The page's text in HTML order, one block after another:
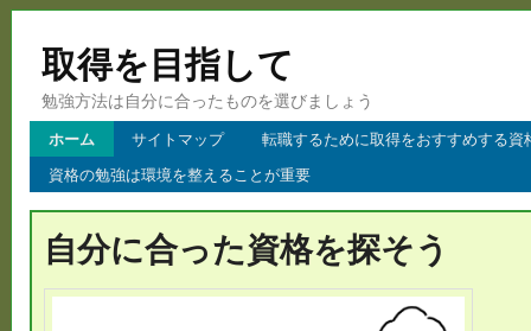
取得を目指して
勉強方法は自分に合ったものを選びましょう
ホーム サイトマップ
転職するために取得をおすすめする資
資格の勉強は環境を整えることが重要
自分に合った資格を探そう